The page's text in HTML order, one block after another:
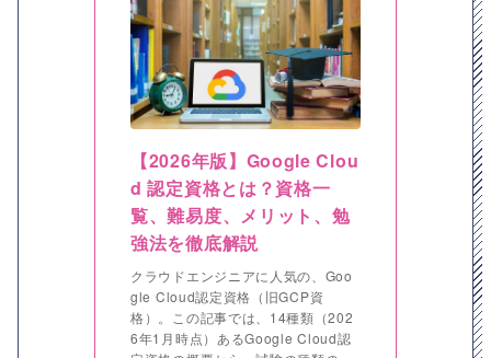
【2026年版】Google Clou
d 認定資格とは？資格一
覧、難易度、メリット、勉
強法を徹底解説
クラウドエンジニアに人気の、Goo
gle Cloud認定資格（旧GCP資
格）。この記事では、14種類（202
6年1月時点）あるGoogle Cloud認